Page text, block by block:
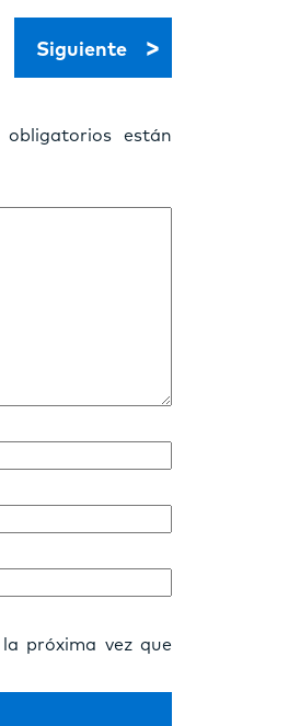
Siguiente >
obligatorios están
próxima vez que